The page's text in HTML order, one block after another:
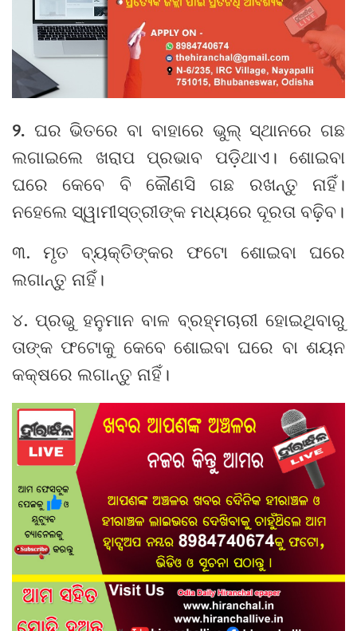
୨. ଘର ଭିତରେ ବା ବାହାରେ ଭୁଲ୍‌ ସ୍ଥାନରେ ଗଛ
ଲଗାଇଲେ ଖରାପ ପ୍ରଭାବ ପଡ଼ିଥାଏ। ଶୋଇବା
ଘରେ କେବେ ବି କୌଣସି ଗଛ ରଖନ୍ତୁ ନାହିଁ।
ନହେଲେ ସ୍ୱାମୀସ୍ତ୍ରୀଙ୍କ ମଧ୍ୟରେ ଦୂରତା ବଢ଼ିବ।
୩. ମୃତ ବ୍ୟକ୍ତିଙ୍କର ଫଟୋ ଶୋଇବା ଘରେ
ଲଗାନ୍ତୁ ନାହିଁ।
୪. ପ୍ରଭୁ ହନୁମାନ ବାଳ ବ୍ରହ୍ମଚାରୀ ହୋଇଥିବାରୁ
ତାଙ୍କ ଫଟୋକୁ କେବେ ଶୋଇବା ଘରେ ବା ଶୟନ
କକ୍ଷରେ ଲଗାନ୍ତୁ ନାହିଁ।